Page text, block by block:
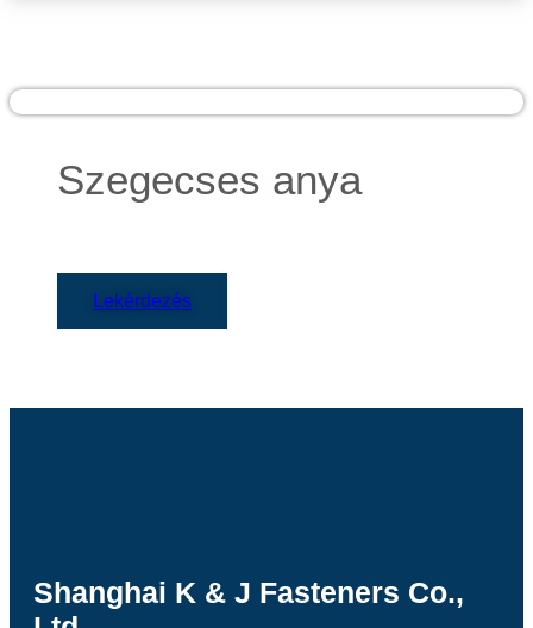
Szegecses anya
Lekérdezés
Shanghai K & J Fasteners Co.,